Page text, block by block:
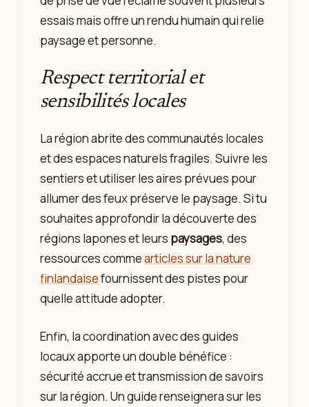
essais mais offre un rendu humain qui relie
paysage et personne.
Respect territorial et
sensibilités locales
La région abrite des communautés locales
et des espaces naturels fragiles. Suivre les
sentiers et utiliser les aires prévues pour
allumer des feux préserve le paysage. Si tu
souhaites approfondir la découverte des
régions lapones et leurs paysages, des
ressources commearticles sur la nature
finlandaisefournissent des pistes pour
quelle attitude adopter.
Enfin, la coordination avec des guides
locaux apporte un double bénéfice :
sécurité accrue et transmission de savoirs
sur la région. Un guide renseignera sur les